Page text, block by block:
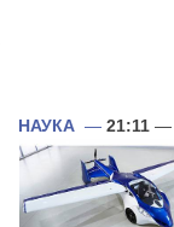
НАУКА — 21:11 —